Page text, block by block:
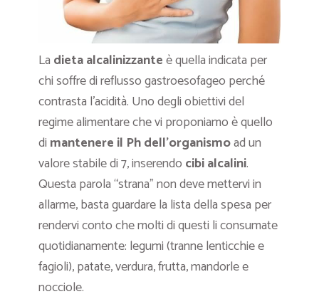
La dieta alcalinizzanteè quella indicata per
chi soffre di reflusso gastroesofageo perché
contrasta l’acidità. Uno degli obiettivi del
regime alimentare che vi proponiamo è quello
di mantenere il Ph dell’organismoad un
valore stabile di 7, inserendo cibi alcalini.
Questa parola “strana” non deve mettervi in
allarme, basta guardare la lista della spesa per
rendervi conto che molti di questi li consumate
quotidianamente: legumi (tranne lenticchie e
fagioli), patate, verdura, frutta, mandorle e
nocciole.